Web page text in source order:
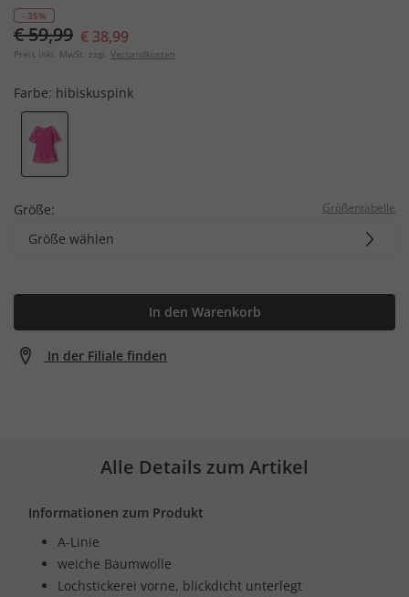
- 35%
€ 59,99 € 38,99
Preis inkl. MwSt. zzgl. Versandkosten
Farbe: hibiskuspink
Größe: Größentabelle
Größe wählen
In den Warenkorb
In der Filiale finden
Alle Details zum Artikel
Informationen zum Produkt
A-Linie
weiche Baumwolle
Lochstickerei vorne, blickdicht unterlegt